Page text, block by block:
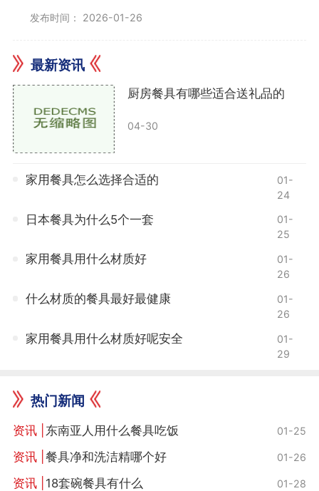
发布时间： 2026-01-26
最新资讯
厨房餐具有哪些适合送礼品的
04-30
家用餐具怎么选择合适的
01-
24
日本餐具为什么5个一套
01-
25
家用餐具用什么材质好
01-
26
什么材质的餐具最好最健康
01-
26
家用餐具用什么材质好呢安全
01-
29
热门新闻
东南亚人用什么餐具吃饭 01-25
餐具净和洗洁精哪个好 01-26
18套碗餐具有什么 01-28